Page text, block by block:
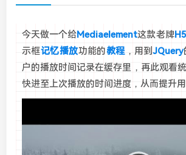
今天做一个给Mediaelement这款老牌
示框记忆播放功能的教程，用到JQuery
户的播放时间记录在缓存里，再此观看
快进至上次播放的时间进度，从而提升用